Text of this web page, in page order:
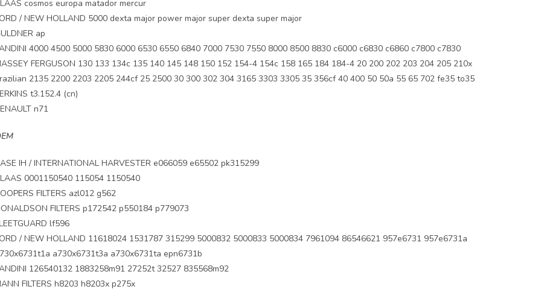
cosmos europa matador mercur
/ NEW HOLLAND 5000 dexta major power major super dexta super major
ap
4000 4500 5000 5830 6000 6530 6550 6840 7000 7530 7550 8000 8500 8830 c6000 c6830 c6860 c7800 c7830
FERGUSON 130 133 134c 135 140 145 148 150 152 154-4 154c 158 165 184 184-4 20 200 202 203 204 205 210x
2135 2200 2203 2205 244cf 25 2500 30 300 302 304 3165 3303 3305 35 356cf 40 400 50 50a 55 65 702 fe35 to35
t3.152.4 (cn)
n71
IH / INTERNATIONAL HARVESTER e066059 e65502 pk315299
0001150540 115054 1150540
FILTERS azl012 g562
FILTERS p172542 p550184 p779073
lf596
/ NEW HOLLAND 11618024 1531787 315299 5000832 5000833 5000834 7961094 86546621 957e6731 957e6731a
a730x6731t3a a730x6731ta epn6731b
126540132 1883258m91 27252t 32527 835568m92
FILTERS h8203 h8203x p275x